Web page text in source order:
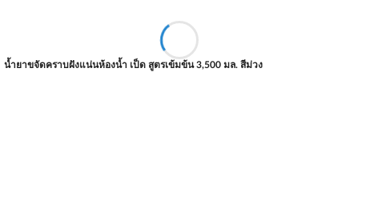
น้ำยาขจัดคราบฝังแน่นห้องน้ำ เป็ด สูตรเข้มข้น 3,500 มล. สีม่วง